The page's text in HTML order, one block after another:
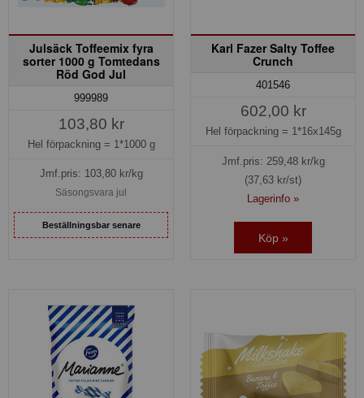
Julsäck Toffeemix fyra
sorter 1000 g Tomtedans
Röd God Jul
999989
103,80 kr
Hel förpackning = 1*1000 g
Jmf.pris: 103,80kr/kg
Säsongsvara jul
Beställningsbar senare
Karl Fazer Salty Toffee
Crunch
401546
602,00 kr
Hel förpackning = 1*16x145g
Jmf.pris: 259,48kr/kg
(37,63 kr/st)
Lagerinfo »
Köp »